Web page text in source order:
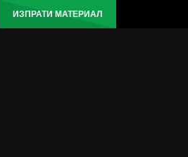
ИЗПРАТИ МАТЕРИАЛ